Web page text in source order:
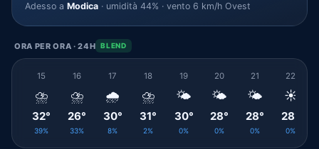
Adesso a Modica · umidità 44% · vento 6 km/h Ovest
ORA PER ORA · 24H BLEND
15
⛈️
32°
39%
16
⛈️
26°
33%
17
🌧️
30°
8%
18
⛈️
31°
2%
19
🌤️
30°
0%
20
🌤️
28°
0%
21
🌤️
28°
0%
22
☀️
28°
0%